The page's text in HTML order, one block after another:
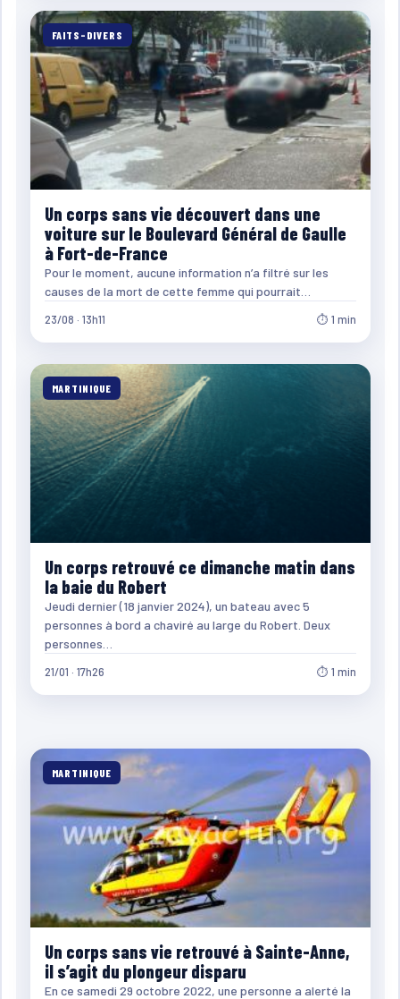
FAITS-DIVERS
Un corps sans vie découvert dans une
voiture sur le Boulevard Général de Gaulle
à Fort-de-France
Pour le moment, aucune information n’a filtré sur les
causes de la mort de cette femme qui pourrait…
23/08 · 13h11 ⏱ 1 min
MARTINIQUE
Un corps retrouvé ce dimanche matin dans
la baie du Robert
Jeudi dernier (18 janvier 2024), un bateau avec 5
personnes à bord a chaviré au large du Robert. Deux
personnes…
21/01 · 17h26 ⏱ 1 min
MARTINIQUE
Un corps sans vie retrouvé à Sainte-Anne,
il s’agit du plongeur disparu
En ce samedi 29 octobre 2022, une personne a alerté la